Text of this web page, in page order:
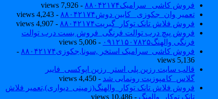
فروش کاشی _سرامیک۸۸۰۴۲۱۷۴
- 7,926 views
تعمیر وان_جکوزی_ کابین دوش۸۸۰۴۲۱۷۴
- 4,243 views
فروش فلاش تانک توکار_گبریت۸۸۰۴۲۱۷۴
- 4,907 views
فروش پیچ درب توالت فرنگی_فروش بست درب توالت
فرنگی والهنگ۰۹۱۲۱۵۰۷۸۲۵
- 5,006 views
فروش کاشی_سرامیک استخر ,سونا,جکوزی۸۸۰۴۲۱۷۴
-
5,136 views
قالب سایت رزین پلی استر_رزین اپوکسی_فایبر
گلاس_کامپوزیت رونمایی شد- 4,450 views
فروش فلاش تانک توکار_والهنگ(زمینی_دیواری),تعمیر فلاش
تانک توکار_والهنگ- 10,486 views